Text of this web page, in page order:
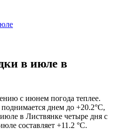
в июле в
с июнем погода теплее.
днем до +20.2°C,
в Листвянке четыре дня с
составляет +11.2 °C.